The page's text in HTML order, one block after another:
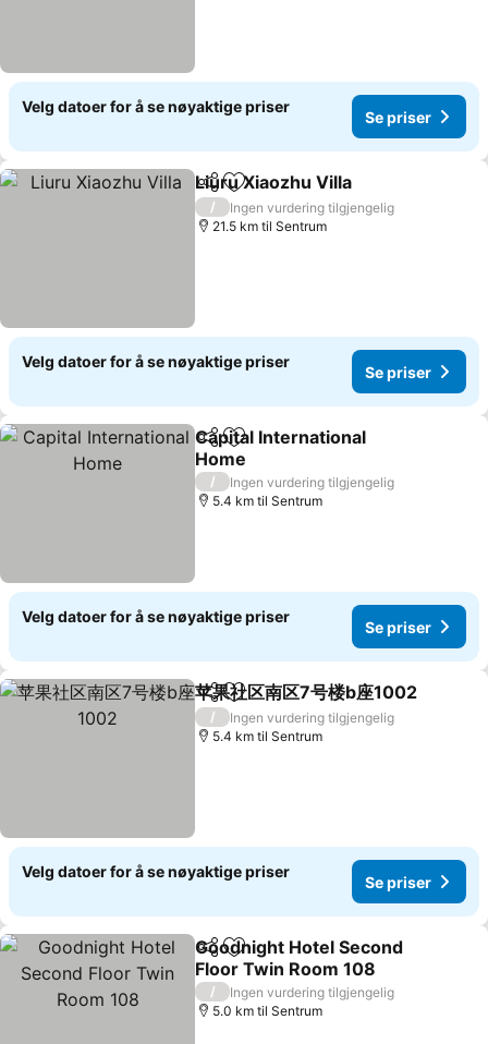
Velg datoer for å se nøyaktige priser
Se priser
Del Legg til i favoritter
Liuru Xiaozhu Villa
/
Ingen vurdering tilgjengelig
21.5 km til Sentrum
Velg datoer for å se nøyaktige priser
Se priser
Del Legg til i favoritter
Capital International
Home
Se priser
/
Ingen vurdering tilgjengelig
5.4 km til Sentrum
Velg datoer for å se nøyaktige priser
Se priser
Del Legg til i favoritter
苹果社区南区7号楼b座1002
/
Ingen vurdering tilgjengelig
5.4 km til Sentrum
Velg datoer for å se nøyaktige priser
Se priser
Del Legg til i favoritter
Goodnight Hotel Second
Floor Twin Room 108
Se priser
/
Ingen vurdering tilgjengelig
5.0 km til Sentrum